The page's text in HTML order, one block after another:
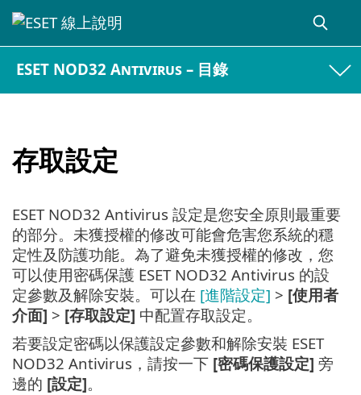
ESET NOD32 Antivirus – 目錄
存取設定
ESET NOD32 Antivirus 設定是您安全原則最重要
的部分。未獲授權的修改可能會危害您系統的穩
定性及防護功能。為了避免未獲授權的修改，您
可以使用密碼保護 ESET NOD32 Antivirus 的設
定參數及解除安裝。可以在 [進階設定] > [使用者
介面] > [存取設定] 中配置存取設定。
若要設定密碼以保護設定參數和解除安裝 ESET
NOD32 Antivirus，請按一下 [密碼保護設定] 旁
邊的 [設定]。